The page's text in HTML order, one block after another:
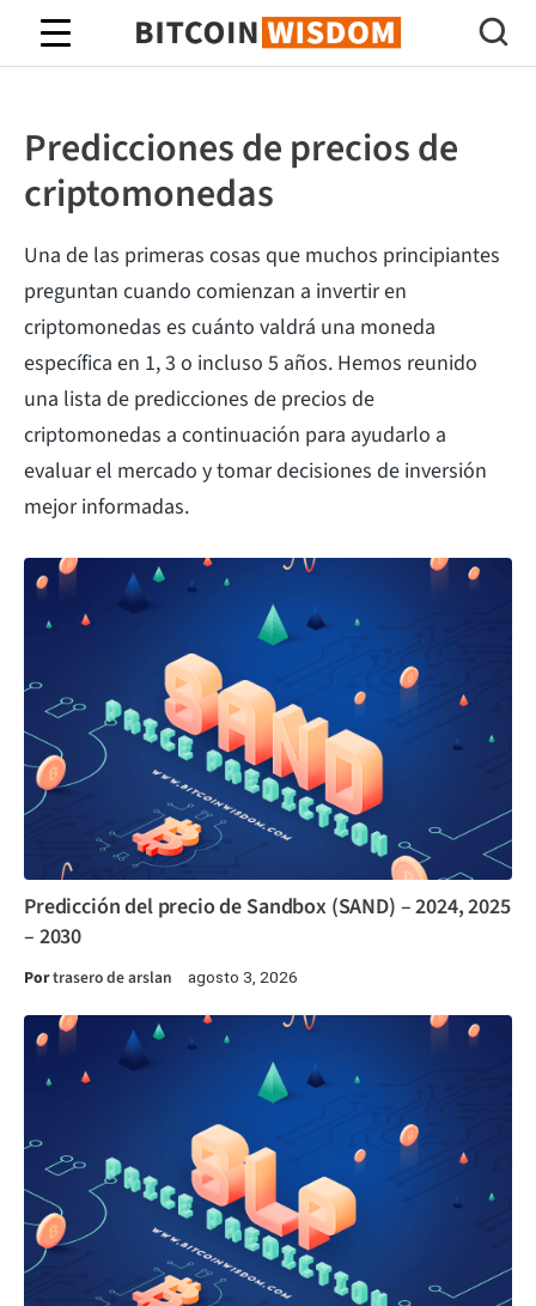
Sabiduría de Bitcoin
Predicciones de precios de
criptomonedas
Una de las primeras cosas que muchos principiantes
preguntan cuando comienzan a invertir en
criptomonedas es cuánto valdrá una moneda
específica en 1, 3 o incluso 5 años. Hemos reunido
una lista de predicciones de precios de
criptomonedas a continuación para ayudarlo a
evaluar el mercado y tomar decisiones de inversión
mejor informadas.
Predicción del precio de Sandbox (SAND) – 2024, 2025
– 2030
Portrasero de arslan agosto 3, 2026